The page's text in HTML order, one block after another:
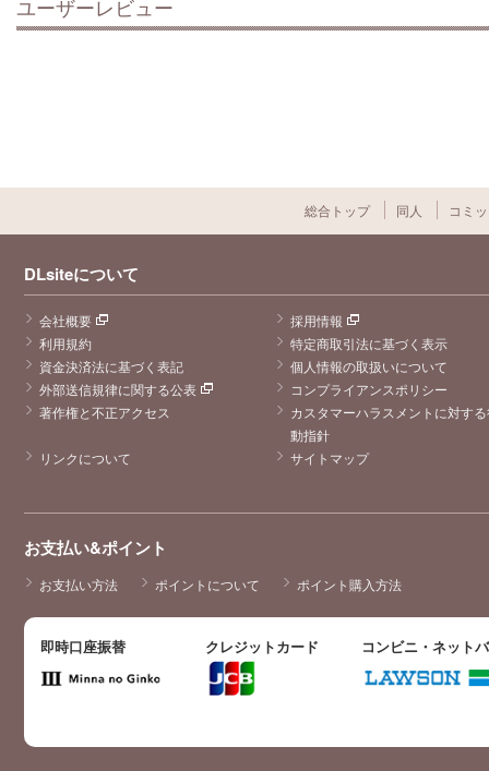
ユーザーレビュー
総合トップ 同人 コミ
DLsiteについて
会社概要
採用情報
利用規約
特定商取引法に基づく表示
資金決済法に基づく表記
個人情報の取扱いについて
外部送信規律に関する公表
コンプライアンスポリシー
著作権と不正アクセス
カスタマーハラスメントに対す
動指針
リンクについて
サイトマップ
お支払い&ポイント
お支払い方法 ポイントについて ポイント購入方法
即時口座振替 クレジットカード コンビニ・ネット